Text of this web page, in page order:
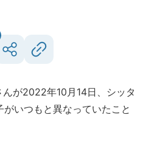
が2022年10月14日、シッタ
いつもと異なっていたこと